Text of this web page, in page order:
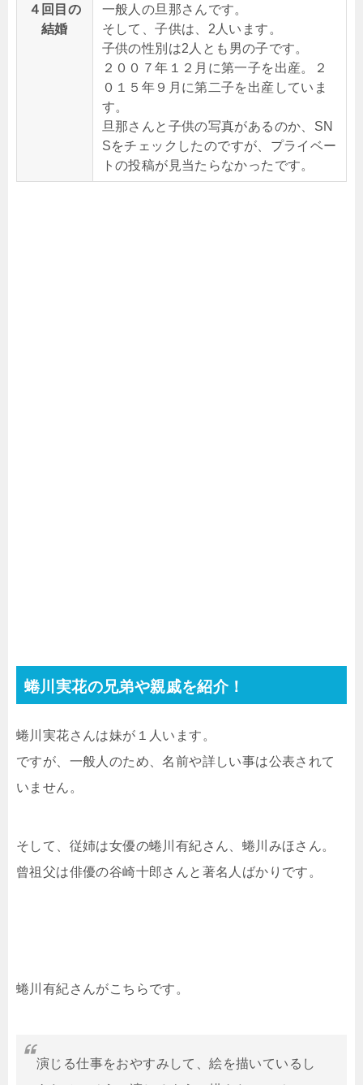
４回目の
結婚
一般人の旦那さんです。
そして、子供は、2人います。
子供の性別は2人とも男の子です。
２００７年１２月に第一子を出産。２
０１５年９月に第二子を出産していま
す。
旦那さんと子供の写真があるのか、SN
Sをチェックしたのですが、プライベー
トの投稿が見当たらなかったです。
蜷川実花の兄弟や親戚を紹介！
蜷川実花さんは妹が１人います。
ですが、一般人のため、名前や詳しい事は公表されて
いません。
そして、従姉は女優の蜷川有紀さん、蜷川みほさん。
曾祖父は俳優の谷崎十郎さんと著名人ばかりです。
蜷川有紀さんがこちらです。
演じる仕事をおやすみして、絵を描いているし